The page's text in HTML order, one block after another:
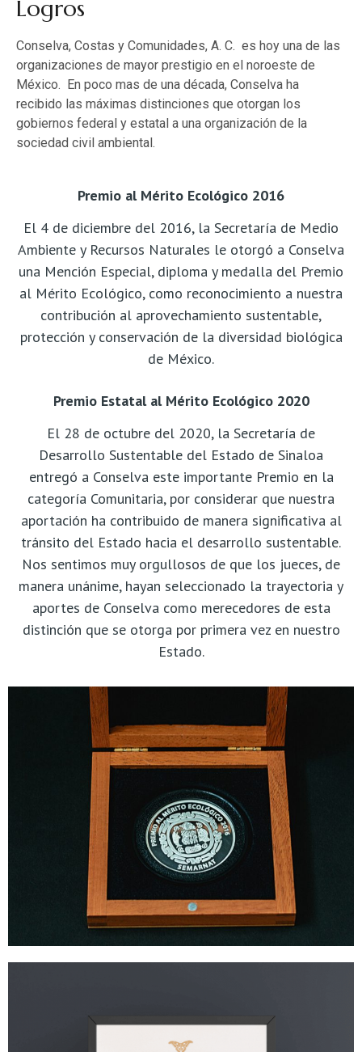
Logros
Conselva, Costas y Comunidades, A. C. es hoy una de las
organizaciones de mayor prestigio en el noroeste de
México. En poco mas de una década, Conselva ha
recibido las máximas distinciones que otorgan los
gobiernos federal y estatal a una organización de la
sociedad civil ambiental.
Premio al Mérito Ecológico 2016
El 4 de diciembre del 2016, la Secretaría de Medio
Ambiente y Recursos Naturales le otorgó a Conselva
una Mención Especial, diploma y medalla del Premio
al Mérito Ecológico, como reconocimiento a nuestra
contribución al aprovechamiento sustentable,
protección y conservación de la diversidad biológica
de México.
Premio Estatal al Mérito Ecológico 2020
El 28 de octubre del 2020, la Secretaría de
Desarrollo Sustentable del Estado de Sinaloa
entregó a Conselva este importante Premio en la
categoría Comunitaria, por considerar que nuestra
aportación ha contribuido de manera significativa al
tránsito del Estado hacia el desarrollo sustentable.
Nos sentimos muy orgullosos de que los jueces, de
manera unánime, hayan seleccionado la trayectoria y
aportes de Conselva como merecedores de esta
distinción que se otorga por primera vez en nuestro
Estado.